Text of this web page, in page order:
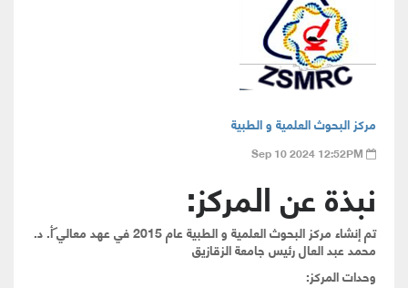
مركز البحوث العلمية و الطبية
Sep 10 2024 12:52PM
نبذة عن المركز:
تم إنشاء مركز البحوث العلمية و الطبية عام2015في عهد معالي أ. د.
محمد عبد العال رئيس جامعة الزقازيق
وحدات المركز: